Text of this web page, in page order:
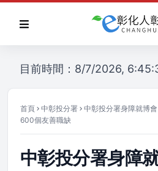
目前時間：8/7/2026,
首頁 中彰投分署
中彰投分署身障就博
600個友善職缺
中彰投分署身障